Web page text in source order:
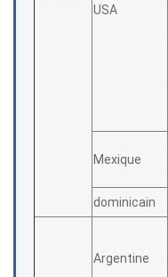
USA
Mexique
dominicain
Argentine